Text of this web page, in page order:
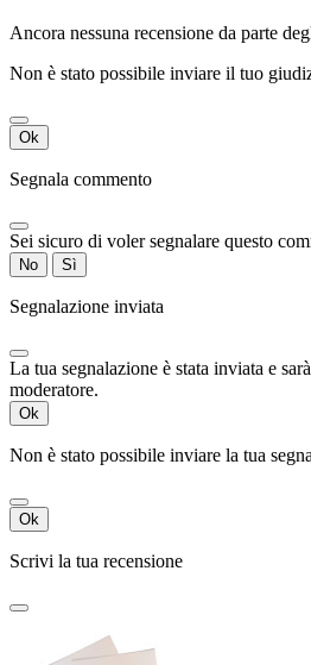
Ancora nessuna recensione da parte
Non è stato possibile inviare il tuo
Ok
Segnala commento
Sei sicuro di voler segnalare questo
No Sì
Segnalazione inviata
La tua segnalazione è stata inviata e
moderatore.
Ok
Non è stato possibile inviare la tua
Ok
Scrivi la tua recensione